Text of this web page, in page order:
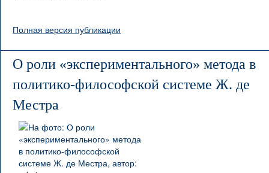
Полная версия публикации
О роли «экспериментального» метода в
политико-философской системе Ж. де
Местра